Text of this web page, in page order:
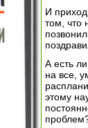
И
том, что
А есть
на все,
этому